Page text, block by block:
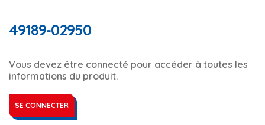
49189-02950
Vous devez être connecté pour accéder à toutes les
informations du produit.
SE CONNECTER